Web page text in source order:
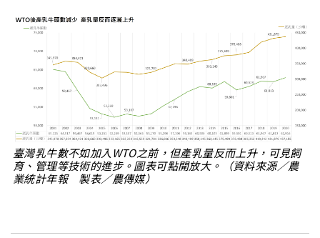
臺灣乳牛數不如加入WTO之前，但產乳量反而上升，可見飼
育、管理等技術的進步。圖表可點開放大。（資料來源／農
業統計年報 製表／農傳媒）